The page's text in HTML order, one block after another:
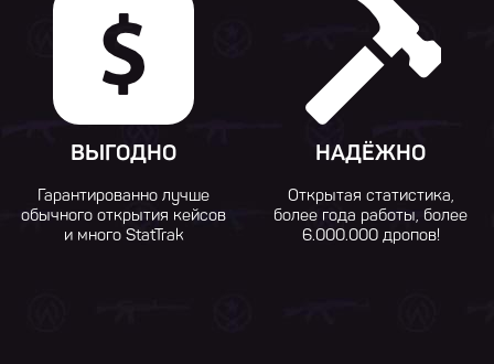
ВЫГОДНО
Гарантированно лучше
обычного открытия кейсов
и много StatTrak
НАДЁЖНО
Открытая статистика,
более года работы, более
6.000.000 дропов!